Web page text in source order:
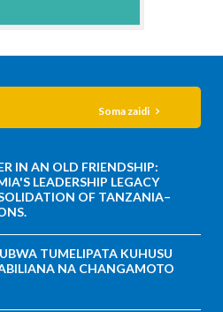
Soma zaidi
IN AN OLD FRIENDSHIP:
LEADERSHIP LEGACY
OF TANZANIA–
TUMELIPATA KUHUSU
NA CHANGAMOTO